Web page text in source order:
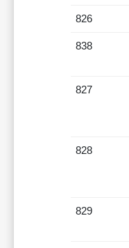
826
838
827
828
829